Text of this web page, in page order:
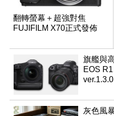
翻轉螢幕＋超強對焦
FUJIFILM X70正式發佈
旗艦與
EOS
灰色風